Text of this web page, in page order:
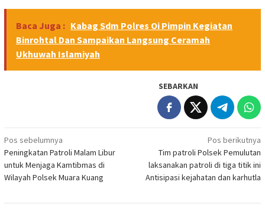
Baca Juga : Kabag Sdm Polres Oi Pimpin Kegiatan
Binrohtal Dan Sampaikan Langsung Ceramah
Ukhuwah Islamiyah
SEBARKAN
Navigasi
pos
Pos sebelumnya
Peningkatan Patroli Malam Libur
untuk Menjaga Kamtibmas di
Wilayah Polsek Muara Kuang
Pos berikutnya
Tim patroli Polsek Pemulutan
laksanakan patroli di tiga titik ini
Antisipasi kejahatan dan karhutla